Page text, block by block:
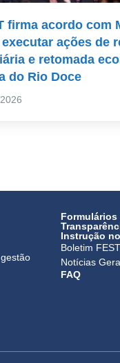
firma acordo com
executar ações de
e retomada
do Rio Doce
Formulários
Instrução
Boletim FEST
Notícias
FAQ